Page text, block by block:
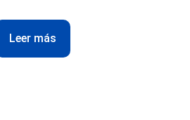
Leer más